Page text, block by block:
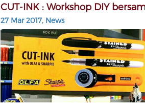
CUT-INK : Workshop DIY
27 Mar 2017, News